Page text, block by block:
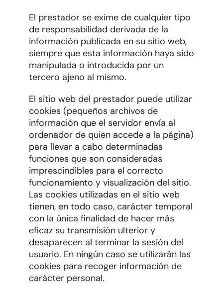
El prestador se exime de cualquier tipo
de responsabilidad derivada de la
información publicada en su sitio web,
siempre que esta información haya sido
manipulada o introducida por un
tercero ajeno al mismo.
El sitio web del prestador puede utilizar
cookies (pequeños archivos de
información que el servidor envía al
ordenador de quien accede a la página)
para llevar a cabo determinadas
funciones que son consideradas
imprescindibles para el correcto
funcionamiento y visualización del sitio.
Las cookies utilizadas en el sitio web
tienen, en todo caso, carácter temporal
con la única finalidad de hacer más
eficaz su transmisión ulterior y
desaparecen al terminar la sesión del
usuario. En ningún caso se utilizarán las
cookies para recoger información de
carácter personal.